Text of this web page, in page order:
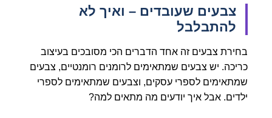
צבעים שעובדים – ואיך לא
להתבלבל
בחירת צבעים זה אחד הדברים הכי מסובכים בעיצוב
כריכה. יש צבעים שמתאימים לרומנים רומנטיים, צבעים
שמתאימים לספרי עסקים, וצבעים שמתאימים לספרי
ילדים. אבל איך יודעים מה מתאים למה?